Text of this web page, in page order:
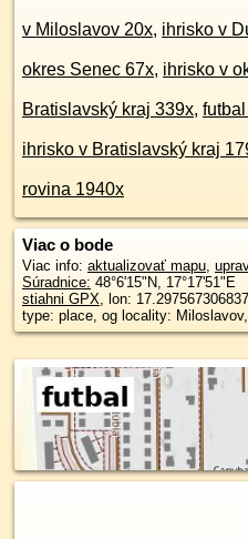
v Miloslavov 20x, ihrisko v
okres Senec 67x, ihrisko v
Bratislavský kraj 339x,
ihrisko v Bratislavský kraj
rovina 1940x
Viac o bode
Viac info: aktualizovať mapu,
Súradnice: 48°6'15"N, 17°17'51"E
stiahni GPX, lon:
type: place, og locality: Miloslavov,